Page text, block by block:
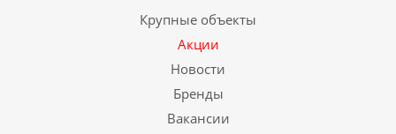
Крупные объекты
Акции
Новости
Бренды
Вакансии